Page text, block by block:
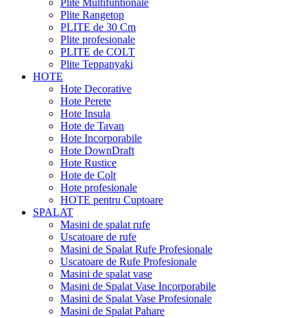
Plite Multifuntionale
Plite Rangetop
PLITE de 30 Cm
Plite profesionale
PLITE de COLT
Plite Teppanyaki
HOTE
Hote Decorative
Hote Perete
Hote Insula
Hote de Tavan
Hote Incorporabile
Hote DownDraft
Hote Rustice
Hote de Colt
Hote profesionale
HOTE pentru Cuptoare
SPALAT
Masini de spalat rufe
Uscatoare de rufe
Masini de Spalat Rufe Profesionale
Uscatoare de Rufe Profesionale
Masini de spalat vase
Masini de Spalat Vase Incorporabile
Masini de Spalat Vase Profesionale
Masini de Spalat Pahare